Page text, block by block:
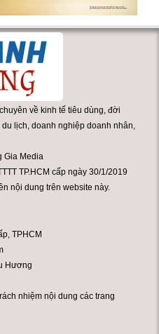
chuyên về kinh tế tiêu dùng, đời
lịch, doanh nghiệp doanh nhân,
Gia Media
TP.HCM cấp ngày 30/1/2019
nội dung trên website này.
TPHCM
Hương
nhiệm nội dung các trang